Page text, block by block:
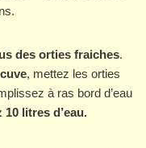
des orties fraiches.
, mettez les orties
à ras bord d’eau
litres d’eau.